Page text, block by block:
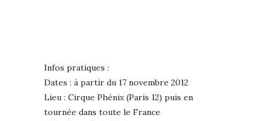
Infos pratiques :
Dates : à partir du 17 novembre 2012
Lieu : Cirque Phénix (Paris 12) puis en
tournée dans toute le France